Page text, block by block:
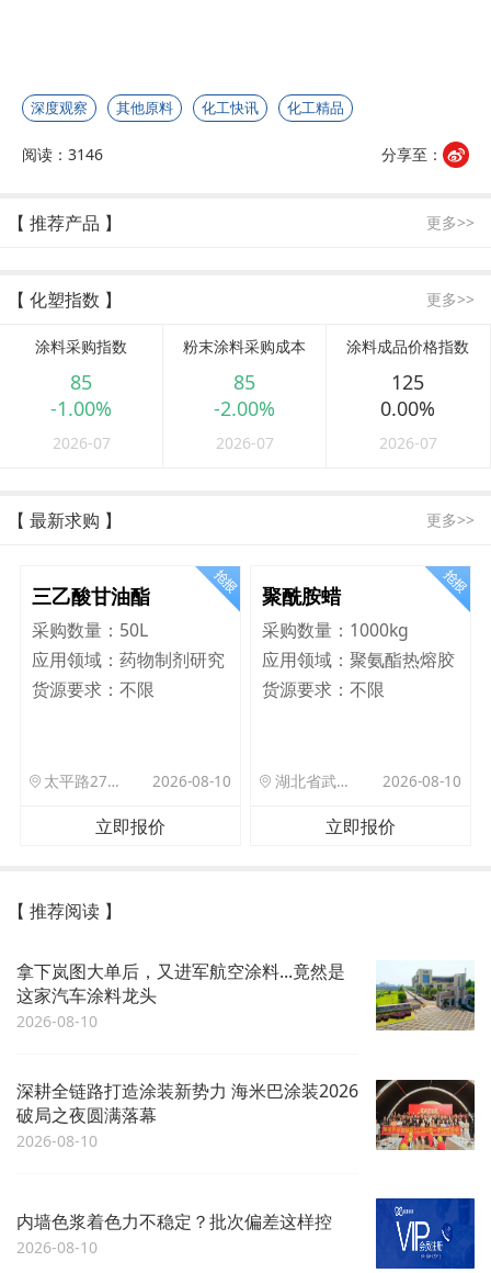
深度观察 其他原料 化工快讯 化工精品
阅读：3146 分享至：
【 推荐产品 】 更多>>
【 化塑指数 】 更多>>
涂料采购指数
85
-1.00%
2026-07
粉末涂料采购成本
85
-2.00%
2026-07
涂料成品价格指数
125
0.00%
2026-07
【 最新求购 】 更多>>
三乙酸甘油酯
采购数量： 50L
应用领域： 药物制剂研究
货源要求： 不限
太平路27号院北门驿站 2026-08-10
立即报价
聚酰胺蜡
采购数量： 1000kg
应用领域：聚氨酯热熔胶
货源要求：不限
湖北省武汉市洪山区珞狮路122号武汉理工大孵化楼B座1701室 2026-08-10
立即报价
【 推荐阅读 】
拿下岚图大单后，又进军航空涂料...竟然是
这家汽车涂料龙头
2026-08-10
深耕全链路打造涂装新势力 海米巴涂装2026
破局之夜圆满落幕
2026-08-10
内墙色浆着色力不稳定？批次偏差这样控
2026-08-10